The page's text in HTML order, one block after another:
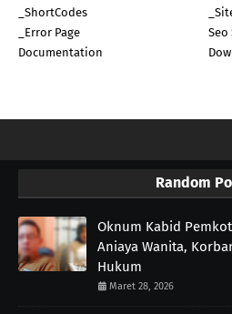
_ShortCodes
_Error Page
Seo
Documentation
Random
Oknum Kabid
Aniaya Wanita,
Hukum
Maret 28, 2026